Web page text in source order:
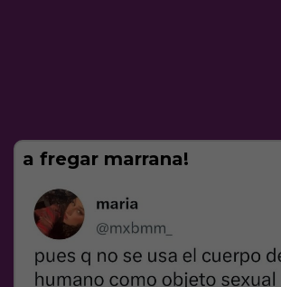
a fregar marrana!